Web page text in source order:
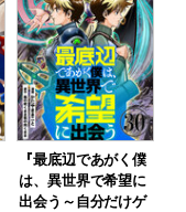
『最底辺であがく僕
は、異世界で希望に
出会う～自分だけゲ